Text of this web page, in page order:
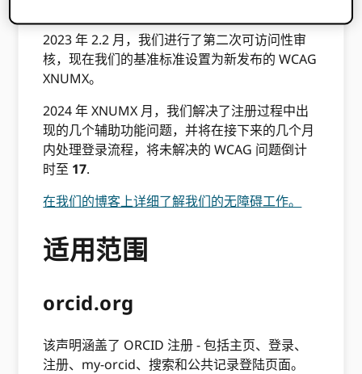
2023 年 2.2 月，我们进行了第二次可访问性审
核，现在我们的基准标准设置为新发布的 WCAG
XNUMX。
2024 年 XNUMX 月，我们解决了注册过程中出
现的几个辅助功能问题，并将在接下来的几个月
内处理登录流程，将未解决的 WCAG 问题倒计
时至 17.
在我们的博客上详细了解我们的无障碍工作。
适用范围
orcid.org
该声明涵盖了 ORCID 注册 - 包括主页、登录、
注册、my-orcid、搜索和公共记录登陆页面。